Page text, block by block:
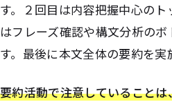
す。２回目は内容把握中心の
はフレーズ確認や構文分析の
す。最後に本文全体の要約を実
要約活動で注意していること